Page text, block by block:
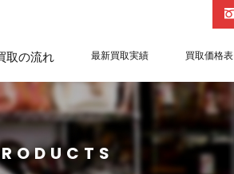
取の流れ 最新買取実績 買取価格表